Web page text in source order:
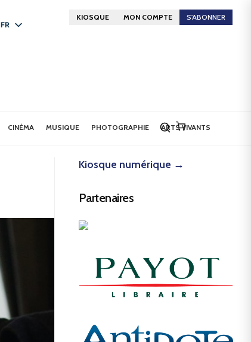
FR
KIOSQUE MON COMPTE S'ABONNER
CINÉMA MUSIQUE PHOTOGRAPHIE ARTS VIVANTS
Kiosque numérique →
Partenaires